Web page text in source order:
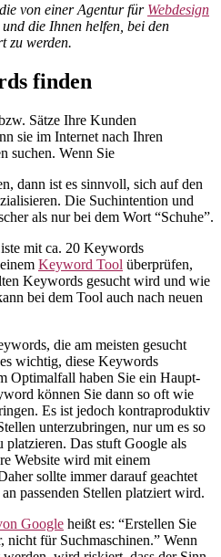
von einer Agentur für Webdesign
die Ihnen helfen, bei den
zu werden.
finden
Sätze Ihre Kunden
sie im Internet nach Ihren
suchen. Wenn Sie
dann ist es sinnvoll, sich auf den
Die Suchintention und
als nur bei dem Wort “Schuhe”.
mit ca. 20 Keywords
Keyword Tool überprüfen,
Keywords gesucht wird und wie
bei dem Tool auch nach neuen
die am meisten gesucht
wichtig, diese Keywords
Optimalfall haben Sie ein Haupt-
können Sie dann so oft wie
Es ist jedoch kontraproduktiv
unterzubringen, nur um es so
Das stuft Google als
Website wird mit einem
sollte immer darauf geachtet
passenden Stellen platziert wird.
Google heißt es: “Erstellen Sie
nicht für Suchmaschinen.” Wenn